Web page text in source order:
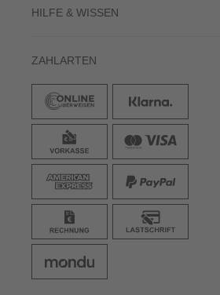
HILFE & WISSEN
ZAHLARTEN